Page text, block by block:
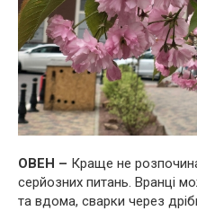
ОВЕН – Краще не
серйозних питань. Вранці
та вдома, сварки через